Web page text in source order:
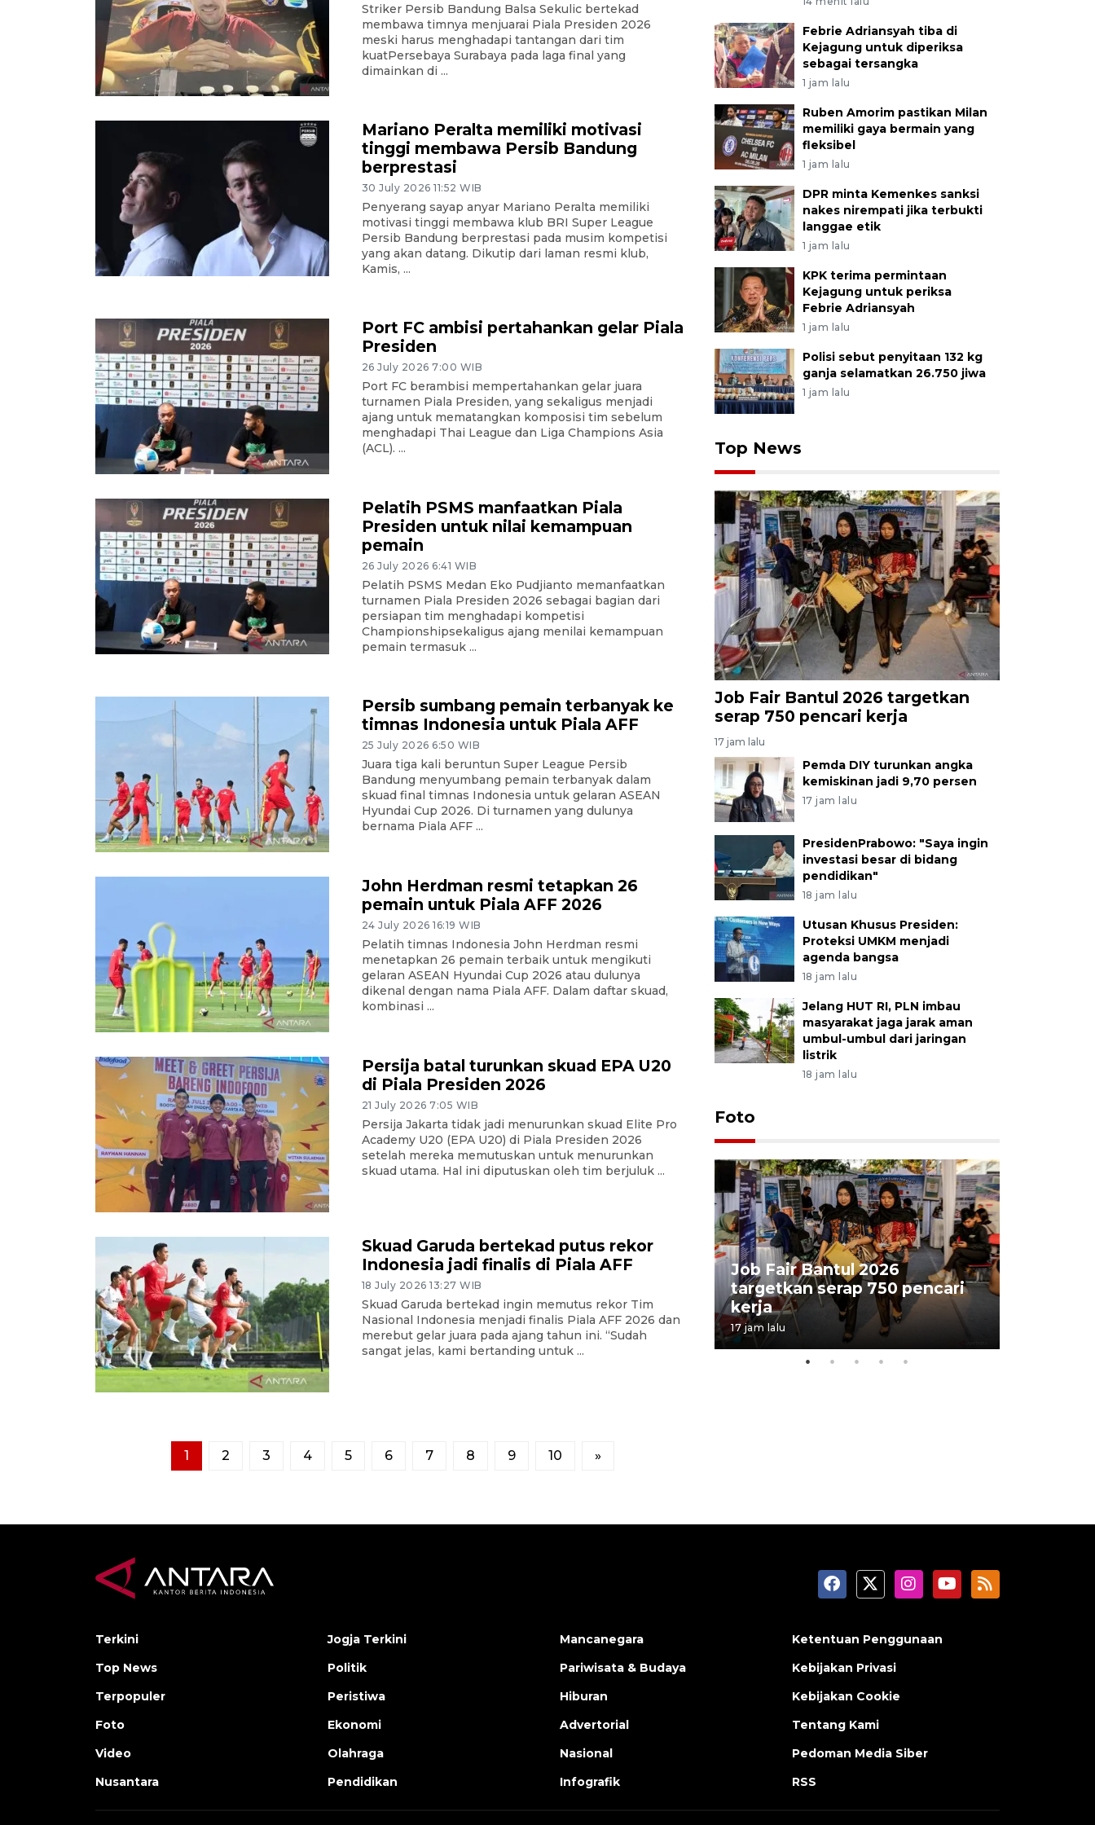
Striker Persib Bandung Balsa Sekulic bertekad
membawa timnya menjuarai Piala Presiden 2026
meski harus menghadapi tantangan dari tim
kuatPersebaya Surabaya pada laga final yang
dimainkan di ...
Mariano Peralta memiliki motivasi
tinggi membawa Persib Bandung
berprestasi
30 July 2026 11:52 WIB
Penyerang sayap anyar Mariano Peralta memiliki
motivasi tinggi membawa klub BRI Super League
Persib Bandung berprestasi pada musim kompetisi
yang akan datang. Dikutip dari laman resmi klub,
Kamis, ...
Port FC ambisi pertahankan gelar Piala
Presiden
26 July 2026 7:00 WIB
Port FC berambisi mempertahankan gelar juara
turnamen Piala Presiden, yang sekaligus menjadi
ajang untuk mematangkan komposisi tim sebelum
menghadapi Thai League dan Liga Champions Asia
(ACL). ...
Pelatih PSMS manfaatkan Piala
Presiden untuk nilai kemampuan
pemain
26 July 2026 6:41 WIB
Pelatih PSMS Medan Eko Pudjianto memanfaatkan
turnamen Piala Presiden 2026 sebagai bagian dari
persiapan tim menghadapi kompetisi
Championshipsekaligus ajang menilai kemampuan
pemain termasuk ...
Persib sumbang pemain terbanyak ke
timnas Indonesia untuk Piala AFF
25 July 2026 6:50 WIB
Juara tiga kali beruntun Super League Persib
Bandung menyumbang pemain terbanyak dalam
skuad final timnas Indonesia untuk gelaran ASEAN
Hyundai Cup 2026. Di turnamen yang dulunya
bernama Piala AFF ...
John Herdman resmi tetapkan 26
pemain untuk Piala AFF 2026
24 July 2026 16:19 WIB
Pelatih timnas Indonesia John Herdman resmi
menetapkan 26 pemain terbaik untuk mengikuti
gelaran ASEAN Hyundai Cup 2026 atau dulunya
dikenal dengan nama Piala AFF. Dalam daftar skuad,
kombinasi ...
Persija batal turunkan skuad EPA U20
di Piala Presiden 2026
21 July 2026 7:05 WIB
Persija Jakarta tidak jadi menurunkan skuad Elite Pro
Academy U20 (EPA U20) di Piala Presiden 2026
setelah mereka memutuskan untuk menurunkan
skuad utama. Hal ini diputuskan oleh tim berjuluk ...
Skuad Garuda bertekad putus rekor
Indonesia jadi finalis di Piala AFF
18 July 2026 13:27 WIB
Skuad Garuda bertekad ingin memutus rekor Tim
Nasional Indonesia menjadi finalis Piala AFF 2026 dan
merebut gelar juara pada ajang tahun ini. “Sudah
sangat jelas, kami bertanding untuk ...
1 2 3 4 5 6 7 8 9 10 »
Febrie Adriansyah tiba di
Kejagung untuk diperiksa
sebagai tersangka
1 jam lalu
Ruben Amorim pastikan Milan
memiliki gaya bermain yang
fleksibel
1 jam lalu
DPR minta Kemenkes sanksi
nakes nirempati jika terbukti
langgae etik
1 jam lalu
KPK terima permintaan
Kejagung untuk periksa
Febrie Adriansyah
1 jam lalu
Polisi sebut penyitaan 132 kg
ganja selamatkan 26.750 jiwa
1 jam lalu
Top News
Job Fair Bantul 2026 targetkan
serap 750 pencari kerja
17 jam lalu
Pemda DIY turunkan angka
kemiskinan jadi 9,70 persen
17 jam lalu
PresidenPrabowo: "Saya ingin
investasi besar di bidang
pendidikan"
18 jam lalu
Utusan Khusus Presiden:
Proteksi UMKM menjadi
agenda bangsa
18 jam lalu
Jelang HUT RI, PLN imbau
masyarakat jaga jarak aman
umbul-umbul dari jaringan
listrik
18 jam lalu
Foto
Pameran seni rupa karya
seniman neurodivergen
03 August 2026 13:03 WIB
Job Fair Bantul 2026
targetkan serap 750 pencari
kerja
17 jam lalu
Terkini
Top News
Terpopuler
Foto
Video
Nusantara
Jogja Terkini
Politik
Peristiwa
Ekonomi
Olahraga
Pendidikan
Mancanegara
Pariwisata & Budaya
Hiburan
Advertorial
Nasional
Infografik
Ketentuan Penggunaan
Kebijakan Privasi
Kebijakan Cookie
Tentang Kami
Pedoman Media Siber
RSS